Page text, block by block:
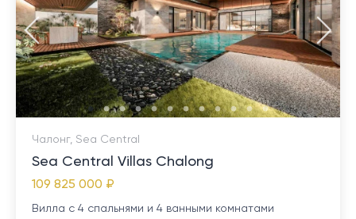
Чалонг, Sea Central
Sea Central Villas Chalong
109 825 000 ₽
Вилла с 4 спальнями и 4 ванными комнатами